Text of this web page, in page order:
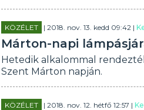
KÖZÉLET | 2018. nov. 13. kedd 09:42 |
Márton-napi
Hetedik alkalommal
Szent Márton napján.
KÖZÉLET | 2018. nov. 12. hétfő 12:57 |